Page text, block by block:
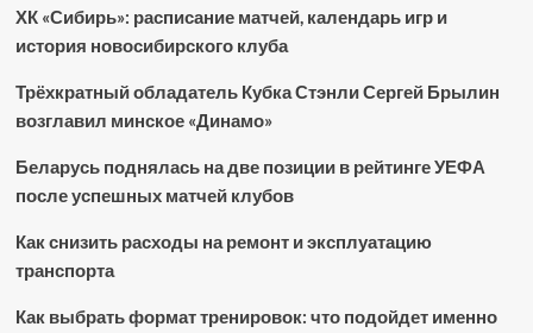
ХК «Сибирь»: расписание матчей, календарь игр и
история новосибирского клуба
Трёхкратный обладатель Кубка Стэнли Сергей Брылин
возглавил минское «Динамо»
Беларусь поднялась на две позиции в рейтинге УЕФА
после успешных матчей клубов
Как снизить расходы на ремонт и эксплуатацию
транспорта
Как выбрать формат тренировок: что подойдет именно